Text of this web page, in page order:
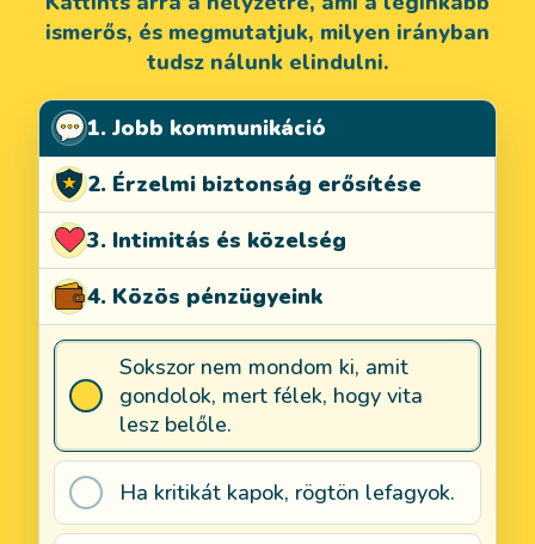
ismerős, és megmutatjuk, milyen irányban
tudsz nálunk elindulni.
1. Jobb kommunikáció
2. Érzelmi biztonság erősítése
3. Intimitás és közelség
4. Közös pénzügyeink
Jobb kommunikáció
Sokszor nem mondom ki, amit
gondolok, mert félek, hogy vita
lesz belőle.
Ha kritikát kapok, rögtön lefagyok.